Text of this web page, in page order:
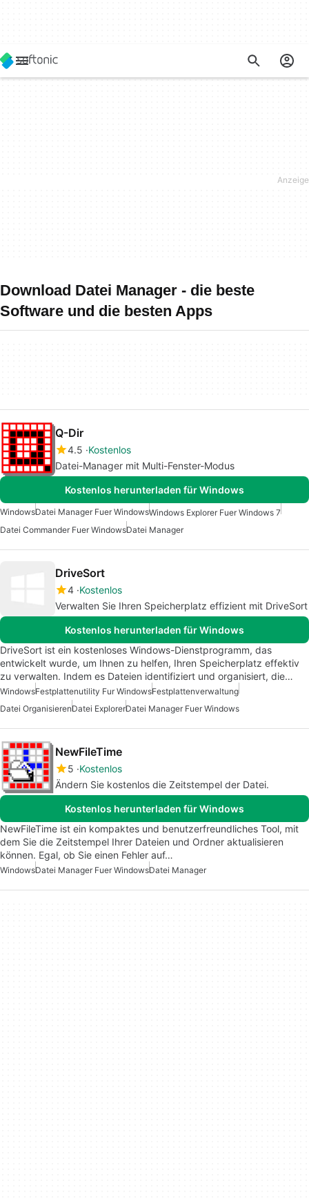
Download Datei Manager - die beste
Software und die besten Apps
Q-Dir
4.5 Kostenlos
Datei-Manager mit Multi-Fenster-Modus
Kostenlos herunterladen für Windows
WindowsDatei Manager Fuer WindowsWindows Explorer Fuer Windows 7
Datei Commander Fuer WindowsDatei Manager
DriveSort
4 Kostenlos
Verwalten Sie Ihren Speicherplatz effizient mit DriveSort
Kostenlos herunterladen für Windows
DriveSort ist ein kostenloses Windows-Dienstprogramm, das
entwickelt wurde, um Ihnen zu helfen, Ihren Speicherplatz effektiv
zu verwalten. Indem es Dateien identifiziert und organisiert, die…
WindowsFestplattenutility Fur WindowsFestplattenverwaltung
Datei OrganisierenDatei ExplorerDatei Manager Fuer Windows
NewFileTime
5 Kostenlos
Ändern Sie kostenlos die Zeitstempel der Datei.
Kostenlos herunterladen für Windows
NewFileTime ist ein kompaktes und benutzerfreundliches Tool, mit
dem Sie die Zeitstempel Ihrer Dateien und Ordner aktualisieren
können. Egal, ob Sie einen Fehler auf…
WindowsDatei Manager Fuer WindowsDatei Manager